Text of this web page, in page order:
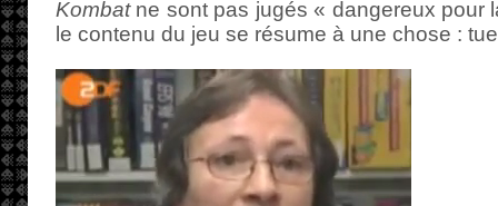
Kombatne sont pas jugés « dangereux pour
le contenu du jeu se résume à une chose :